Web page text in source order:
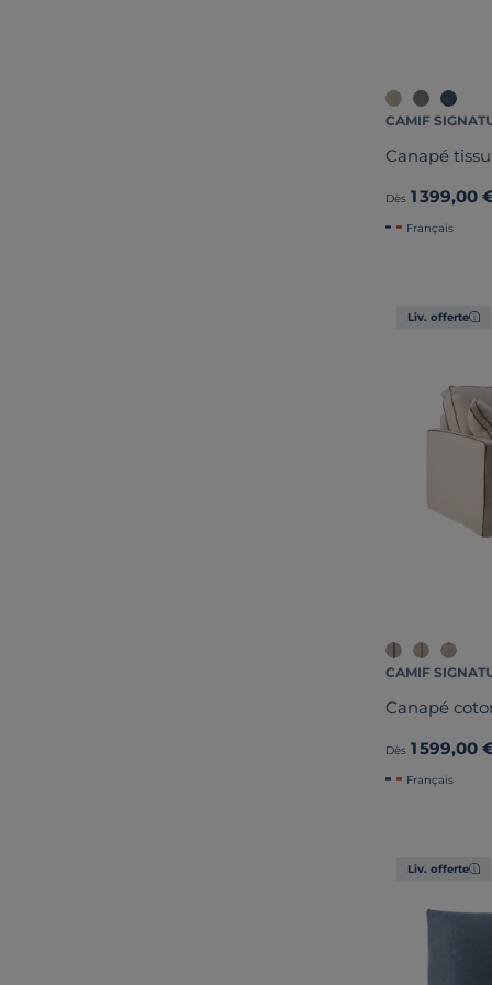
CAMIF
Canapé
Dès 1 399,00
Français
Liv. offerte
CAMIF
Canapé
Dès 1 599,00
Français
Liv. offerte